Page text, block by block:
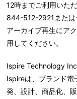
12時までご利用いた
844-512-2921または
アーカイブ再生にア
用してください。
Ispire Technology
Ispireは、ブランド電
発、設計、商品化、